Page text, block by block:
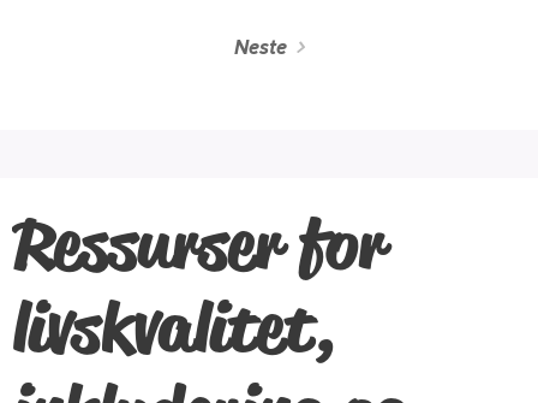
Neste
Ressurser for
livskvalitet,